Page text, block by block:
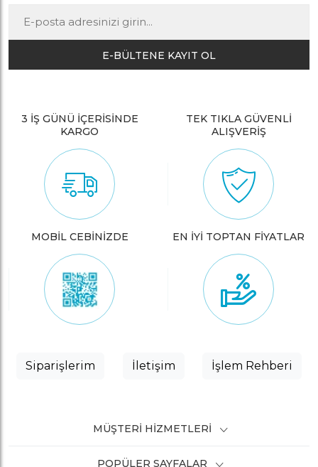
E-BÜLTENE KAYIT OL
3 İŞ GÜNÜ İÇERİSİNDE
KARGO
TEK TIKLA GÜVENLİ
ALIŞVERİŞ
MOBİL CEBİNİZDE EN İYİ TOPTAN FİYATLAR
Siparişlerim İletişim İşlem Rehberi
MÜŞTERI HIZMETLERI
POPÜLER SAYFALAR